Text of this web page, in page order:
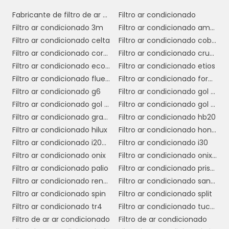
acúmulo de sujeira e detritos, o filtro protege
os componentes internos do sistema,
prolongando sua vida útil e reduzindo a
necessidade de manutenções frequentes.
Por fim, ao escolher um filtro de ar
condicionado para a Amarok que atenda às
especificações da fábrica, você garante um
ajuste perfeito e uma substituição simples. No
Soluções Industriais, você encontra uma
variedade de filtros que oferecem todos esses
benefícios, permitindo que você escolha a
opção que melhor atende às suas
necessidades e expectativas.
COMO ESCOLHER O FILTRO
IDEAL
Fabricante de filtro de ar condicionado
Filtro ar condicionado
Filtro ar condicionado 3m
Filtro ar condicionado amarok
Filtro ar condicionado celta
Filtro ar condicionado cobalt
Filtro ar condicionado corolla
Filtro ar condicionado cruze
Filtro ar condicionado ecosport
Filtro ar condicionado etios
Filtro ar condicionado fluence
Filtro ar condicionado ford ka 2015
Filtro ar condicionado g6
Filtro ar condicionado gol g3
Filtro ar condicionado gol g4
Filtro ar condicionado gol g5
Filtro ar condicionado grand siena
Filtro ar condicionado hb20
Filtro ar condicionado hilux
Filtro ar condicionado honda fit
Filtro ar condicionado i200 triton
Filtro ar condicionado i30
Filtro ar condicionado onix
Filtro ar condicionado onix 2018
Filtro ar condicionado palio
Filtro ar condicionado prisma 2018
Filtro ar condicionado renegade
Filtro ar condicionado sandero
Filtro ar condicionado spin
Filtro ar condicionado split
Filtro ar condicionado tr4
Filtro ar condicionado tucson
Filtro de ar ar condicionado
Filtro de ar condicionado